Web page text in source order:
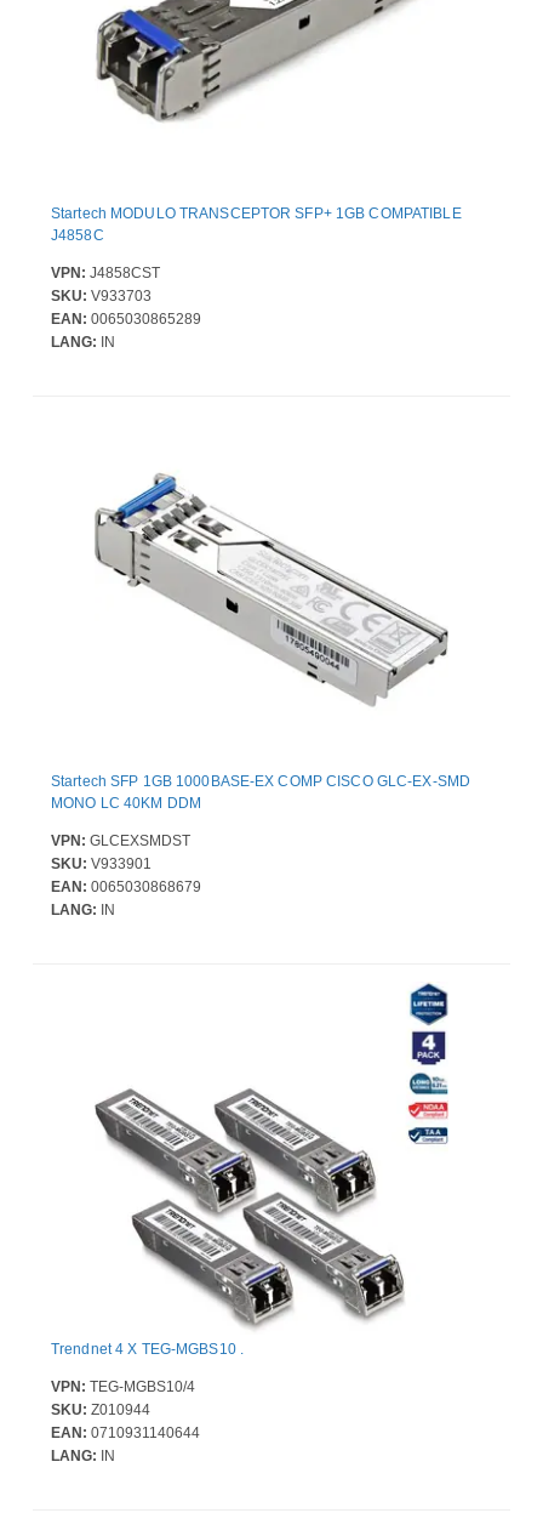
Startech MODULO TRANSCEPTOR SFP+ 1GB COMPATIBLE
J4858C
VPN: J4858CST
SKU: V933703
EAN: 0065030865289
LANG: IN
Startech SFP 1GB 1000BASE-EX COMP CISCO GLC-EX-SMD
MONO LC 40KM DDM
VPN: GLCEXSMDST
SKU: V933901
EAN: 0065030868679
LANG: IN
Trendnet 4 X TEG-MGBS10 .
VPN: TEG-MGBS10/4
SKU: Z010944
EAN: 0710931140644
LANG: IN